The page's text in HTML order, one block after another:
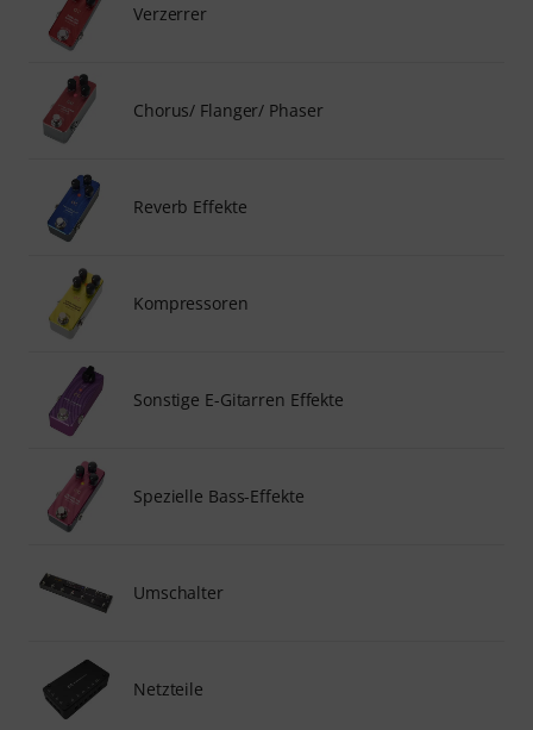
Verzerrer
Chorus/ Flanger/ Phaser
Reverb Effekte
Kompressoren
Sonstige E-Gitarren Effekte
Spezielle Bass-Effekte
Umschalter
Netzteile